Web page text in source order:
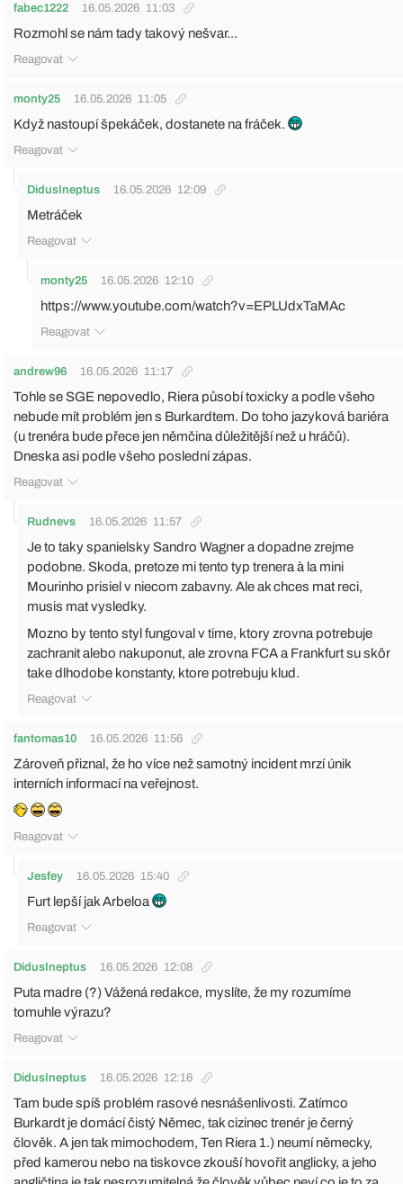
fabec1222 16.05.2026 11:03
Rozmohl se nám tady takový nešvar...
Reagovat
monty25 16.05.2026 11:05
Když nastoupí špekáček, dostanete na fráček.
Reagovat
DidusIneptus 16.05.2026 12:09
Metráček
Reagovat
monty25 16.05.2026 12:10
https://www.youtube.com/watch?v=EPLUdxTaMAc
Reagovat
andrew96 16.05.2026 11:17
Tohle se SGE nepovedlo, Riera působí toxicky a podle všeho
nebude mít problém jen s Burkardtem. Do toho jazyková bariéra
(u trenéra bude přece jen němčina důležitější než u hráčů).
Dneska asi podle všeho poslední zápas.
Reagovat
Rudnevs 16.05.2026 11:57
Je to taky spanielsky Sandro Wagner a dopadne zrejme
podobne. Skoda, pretoze mi tento typ trenera à la mini
Mourinho prisiel v niecom zabavny. Ale ak chces mat reci,
musis mat vysledky.
Mozno by tento styl fungoval v time, ktory zrovna potrebuje
zachranit alebo nakuponut, ale zrovna FCA a Frankfurt su skôr
take dlhodobe konstanty, ktore potrebuju klud.
Reagovat
fantomas10 16.05.2026 11:56
Zároveň přiznal, že ho více než samotný incident mrzí únik
interních informací na veřejnost.
Reagovat
Jesfey 16.05.2026 15:40
Furt lepší jak Arbeloa
Reagovat
DidusIneptus 16.05.2026 12:08
Puta madre (?) Vážená redakce, myslíte, že my rozumíme
tomuhle výrazu?
Reagovat
DidusIneptus 16.05.2026 12:16
Tam bude spíš problém rasové nesnášenlivosti. Zatímco
Burkardt je domácí čistý Němec, tak cizinec trenér je černý
člověk. A jen tak mimochodem, Ten Riera 1.) neumí německy,
před kamerou nebo na tiskovce zkouší hovořit anglicky, a jeho